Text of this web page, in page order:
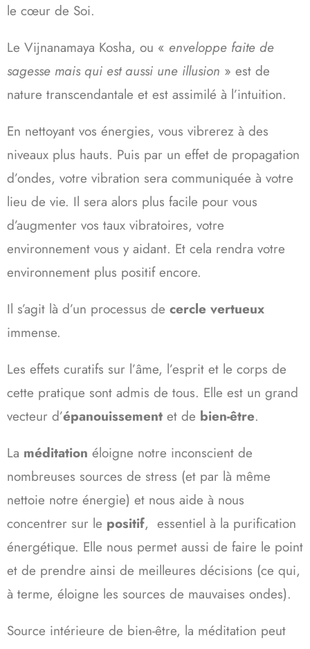
le cœur de Soi.
Le Vijnanamaya Kosha, ou « enveloppe faite de
sagesse mais qui est aussi une illusion » est de
nature transcendantale et est assimilé à l’intuition.
En nettoyant vos énergies, vous vibrerez à des
niveaux plus hauts. Puis par un effet de propagation
d’ondes, votre vibration sera communiquée à votre
lieu de vie. Il sera alors plus facile pour vous
d’augmenter vos taux vibratoires, votre
environnement vous y aidant. Et cela rendra votre
environnement plus positif encore.
Il s’agit là d’un processus de cercle vertueux
immense.
Les effets curatifs sur l’âme, l’esprit et le corps de
cette pratique sont admis de tous. Elle est un grand
vecteur d’épanouissement et de bien-être.
La méditation éloigne notre inconscient de
nombreuses sources de stress (et par là même
nettoie notre énergie) et nous aide à nous
concentrer sur le positif, essentiel à la purification
énergétique. Elle nous permet aussi de faire le point
et de prendre ainsi de meilleures décisions (ce qui,
à terme, éloigne les sources de mauvaises ondes).
Source intérieure de bien-être, la méditation peut